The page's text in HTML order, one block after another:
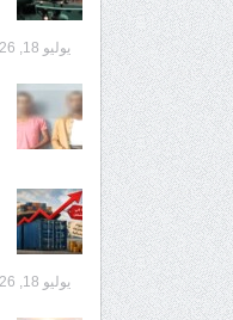
يوليو 18, 2026
يوليو 18, 2026